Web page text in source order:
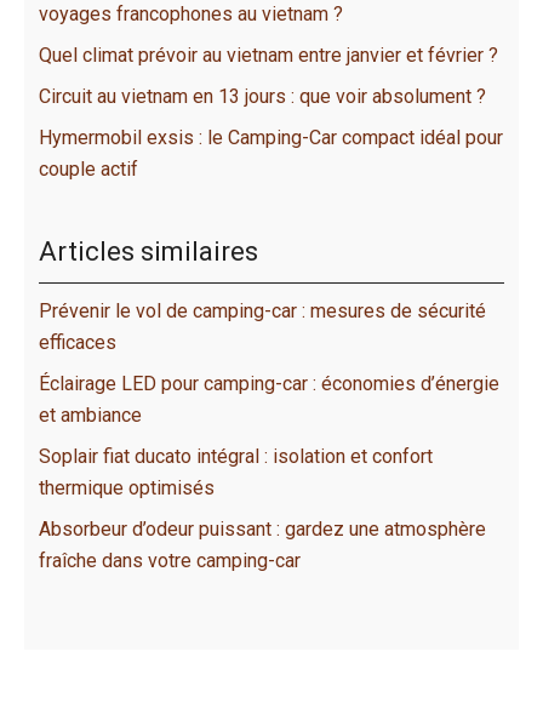
voyages francophones au vietnam ?
Quel climat prévoir au vietnam entre janvier et février ?
Circuit au vietnam en 13 jours : que voir absolument ?
Hymermobil exsis : le Camping-Car compact idéal pour
couple actif
Articles similaires
Prévenir le vol de camping-car : mesures de sécurité
efficaces
Éclairage LED pour camping-car : économies d’énergie
et ambiance
Soplair fiat ducato intégral : isolation et confort
thermique optimisés
Absorbeur d’odeur puissant : gardez une atmosphère
fraîche dans votre camping-car